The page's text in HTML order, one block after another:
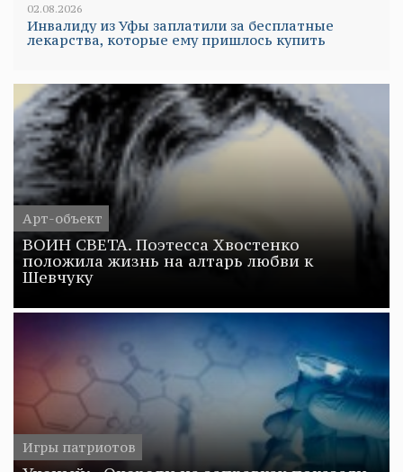
02.08.2026
Инвалиду из Уфы заплатили за бесплатные
лекарства, которые ему пришлось купить
Арт-объект
ВОИН СВЕТА. Поэтесса Хвостенко
положила жизнь на алтарь любви к
Шевчуку
Игры патриотов